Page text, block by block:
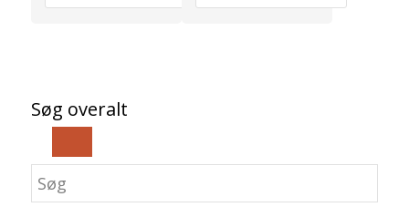
Søg overalt